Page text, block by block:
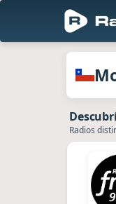
Radios
Radios